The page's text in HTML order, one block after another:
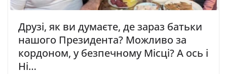
Друзі, як ви думаєте, де зараз батьки
нашого Президента? Можливо за
кордоном, у безпечному Місці? А ось і
Ні…